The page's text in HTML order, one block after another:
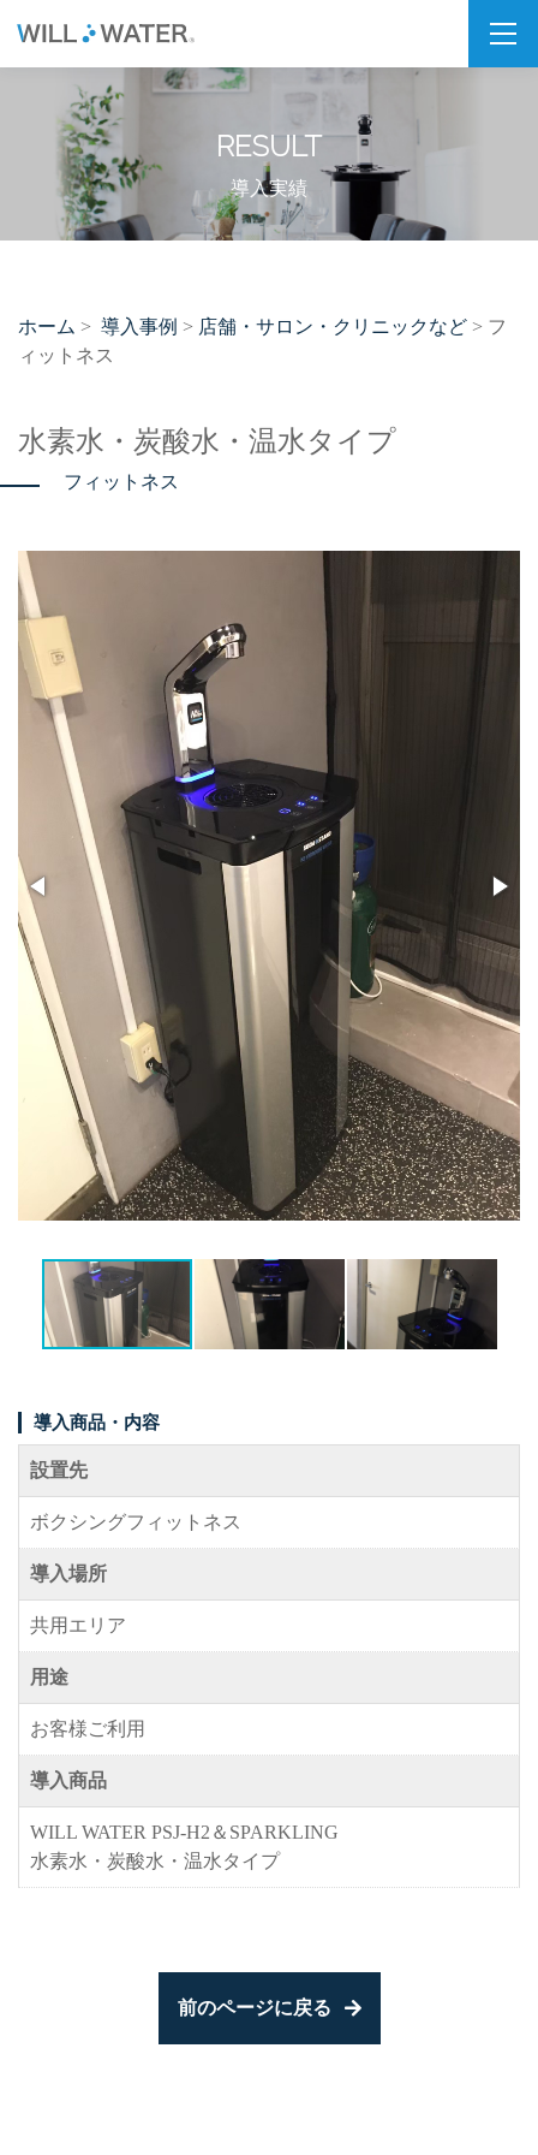
私たちの想い
SDGs
福利厚生
企業情報
拠点・パートナー紹介
PSJシリーズ
PSJ-H2
PSJ-BASIC
ADXシリーズ / ADX
PSJ PROFESSIONAL
PSJ SEPARATE TYPE
導入ギャラリー
オフィス
ホテル・旅館・宿泊施設
店舗・サロン・クリニックなど
個人宅
メニュー
事例紹介
メディア掲載情報
パートナー募集
お問い合わせ
RESULT
導入実績
ホーム > 導入事例 > 店舗・サロン・クリニックなど > フ
ィットネス
水素水・炭酸水・温水タイプ
フィットネス
導入商品・内容
設置先
ボクシングフィットネス
導入場所
共用エリア
用途
お客様ご利用
導入商品
WILL WATER PSJ-H2＆SPARKLING
水素水・炭酸水・温水タイプ
前のページに戻る